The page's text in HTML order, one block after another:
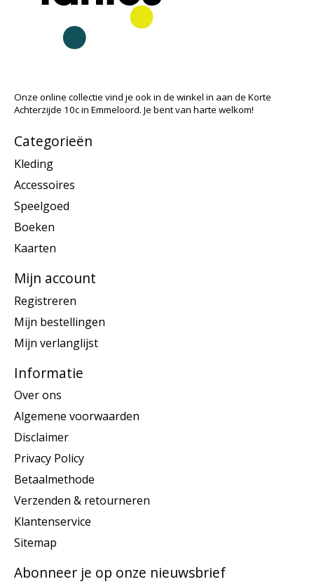
Onze online collectie vind je ook in de winkel in aan de Korte
Achterzijde 10c in Emmeloord. Je bent van harte welkom!
Categorieën
Kleding
Accessoires
Speelgoed
Boeken
Kaarten
Mijn account
Registreren
Mijn bestellingen
Mijn verlanglijst
Informatie
Over ons
Algemene voorwaarden
Disclaimer
Privacy Policy
Betaalmethode
Verzenden & retourneren
Klantenservice
Sitemap
Abonneer je op onze nieuwsbrief